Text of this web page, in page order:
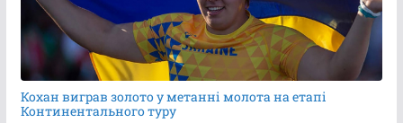
Кохан виграв золото у метанні молота на етапі
Континентального туру